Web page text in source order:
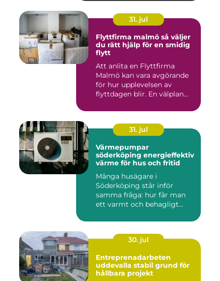
31. jul
Flyttfirma malmö så väljer
du rätt hjälp för en smidig
flytt
Att anlita en Flyttfirma
Malmö kan vara avgörande
för hur upplevelsen av
flyttdagen blir. En välplan...
31. jul
Värmepumpar
söderköping energieffektiv
värme för hus och fritid
Många husägare i
Söderköping står inför
samma fråga: hur får man
ett varmt och behagligt
30. jul
Entreprenadarbeten
uddevalla stabil grund för
hållbara projekt